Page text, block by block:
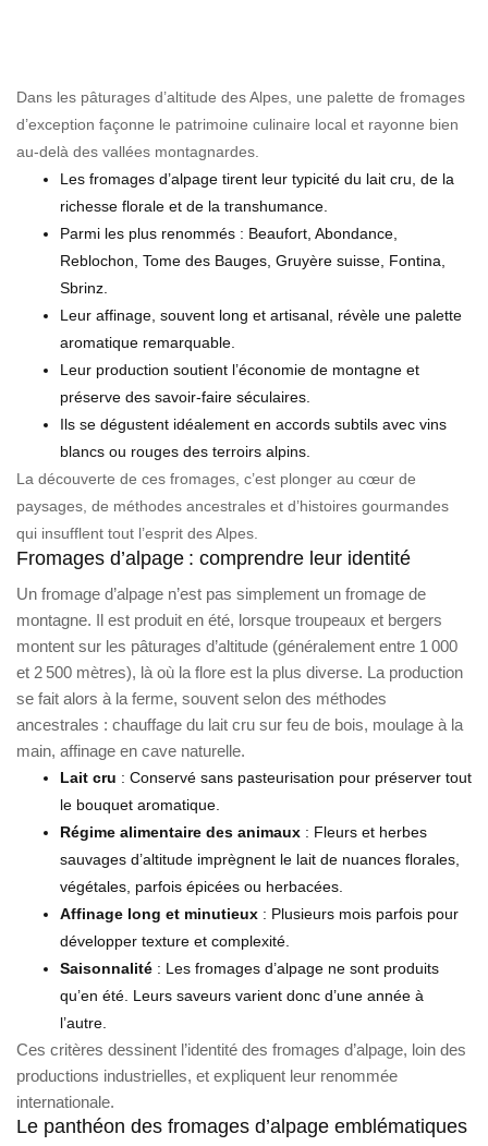
Dans les pâturages d’altitude des Alpes, une palette de fromages
d’exception façonne le patrimoine culinaire local et rayonne bien
au-delà des vallées montagnardes.
Les fromages d’alpage tirent leur typicité du lait cru, de la
richesse florale et de la transhumance.
Parmi les plus renommés : Beaufort, Abondance,
Reblochon, Tome des Bauges, Gruyère suisse, Fontina,
Sbrinz.
Leur affinage, souvent long et artisanal, révèle une palette
aromatique remarquable.
Leur production soutient l’économie de montagne et
préserve des savoir-faire séculaires.
Ils se dégustent idéalement en accords subtils avec vins
blancs ou rouges des terroirs alpins.
La découverte de ces fromages, c’est plonger au cœur de
paysages, de méthodes ancestrales et d’histoires gourmandes
qui insufflent tout l’esprit des Alpes.
Fromages d’alpage : comprendre leur identité
Un fromage d’alpage n’est pas simplement un fromage de
montagne. Il est produit en été, lorsque troupeaux et bergers
montent sur les pâturages d’altitude (généralement entre 1 000
et 2 500 mètres), là où la flore est la plus diverse. La production
se fait alors à la ferme, souvent selon des méthodes
ancestrales : chauffage du lait cru sur feu de bois, moulage à la
main, affinage en cave naturelle.
Lait cru : Conservé sans pasteurisation pour préserver tout
le bouquet aromatique.
Régime alimentaire des animaux : Fleurs et herbes
sauvages d’altitude imprègnent le lait de nuances florales,
végétales, parfois épicées ou herbacées.
Affinage long et minutieux : Plusieurs mois parfois pour
développer texture et complexité.
Saisonnalité : Les fromages d’alpage ne sont produits
qu’en été. Leurs saveurs varient donc d’une année à
l’autre.
Ces critères dessinent l’identité des fromages d’alpage, loin des
productions industrielles, et expliquent leur renommée
internationale.
Le panthéon des fromages d’alpage emblématiques